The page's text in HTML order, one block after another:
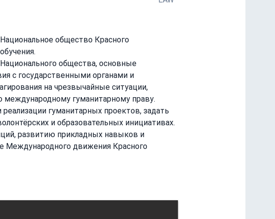
общество Красного
общества, основные
с государственными органами и
на чрезвычайные ситуации,
международному гуманитарному праву.
гуманитарных проектов, задать
и образовательных инициативах.
развитию прикладных навыков и
Международного движения Красного